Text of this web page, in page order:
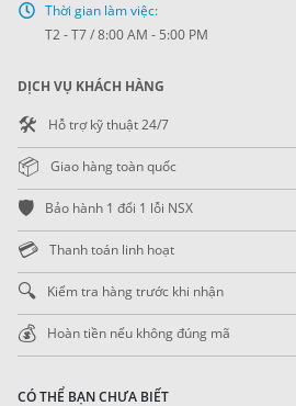
Thời gian làm việc:
T2 - T7 / 8:00 AM - 5:00 PM
DỊCH VỤ KHÁCH HÀNG
🛠️ Hỗ trợ kỹ thuật 24/7
📦 Giao hàng toàn quốc
🛡️ Bảo hành 1 đổi 1 lỗi NSX
💳 Thanh toán linh hoạt
🔍 Kiểm tra hàng trước khi nhận
💰 Hoàn tiền nếu không đúng mã
CÓ THỂ BẠN CHƯA BIẾT